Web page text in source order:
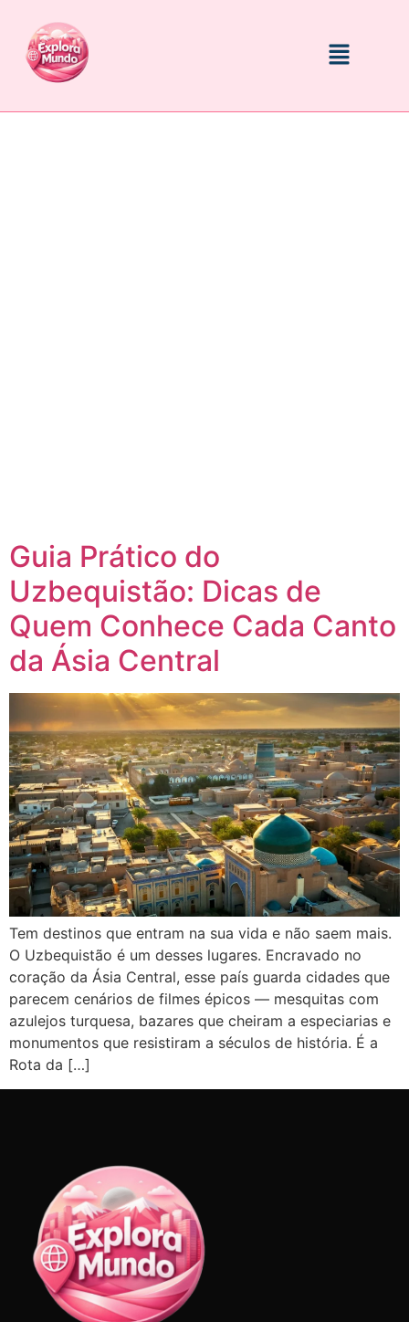
Guia Prático do
Uzbequistão: Dicas de
Quem Conhece Cada Canto
da Ásia Central
Tem destinos que entram na sua vida e não saem mais.
O Uzbequistão é um desses lugares. Encravado no
coração da Ásia Central, esse país guarda cidades que
parecem cenários de filmes épicos — mesquitas com
azulejos turquesa, bazares que cheiram a especiarias e
monumentos que resistiram a séculos de história. É a
Rota da […]